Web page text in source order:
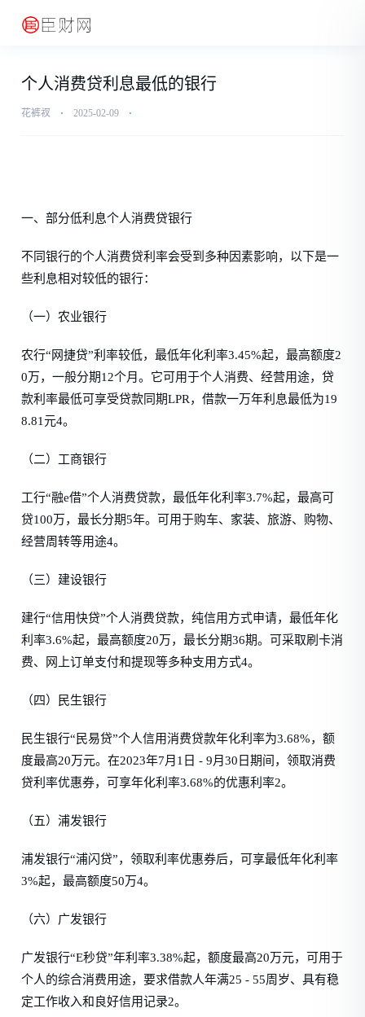
个人消费贷利息最低的银行
花裤衩 ⋅ 2025-02-09 ⋅
一、部分低利息个人消费贷银行
不同银行的个人消费贷利率会受到多种因素影响，以下是一
些利息相对较低的银行：
（一）农业银行
农行“网捷贷”利率较低，最低年化利率3.45%起，最高额度2
0万，一般分期12个月。它可用于个人消费、经营用途，贷
款利率最低可享受贷款同期LPR，借款一万年利息最低为19
8.81元4。
（二）工商银行
工行“融e借”个人消费贷款，最低年化利率3.7%起，最高可
贷100万，最长分期5年。可用于购车、家装、旅游、购物、
经营周转等用途4。
（三）建设银行
建行“信用快贷”个人消费贷款，纯信用方式申请，最低年化
利率3.6%起，最高额度20万，最长分期36期。可采取刷卡消
费、网上订单支付和提现等多种支用方式4。
（四）民生银行
民生银行“民易贷”个人信用消费贷款年化利率为3.68%，额
度最高20万元。在2023年7月1日 - 9月30日期间，领取消费
贷利率优惠券，可享年化利率3.68%的优惠利率2。
（五）浦发银行
浦发银行“浦闪贷”，领取利率优惠券后，可享最低年化利率
3%起，最高额度50万4。
（六）广发银行
广发银行“E秒贷”年利率3.38%起，额度最高20万元，可用于
个人的综合消费用途，要求借款人年满25 - 55周岁、具有稳
定工作收入和良好信用记录2。